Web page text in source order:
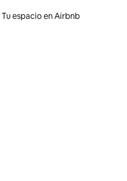
Tu espacio en Airbnb